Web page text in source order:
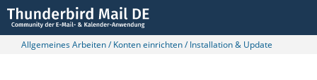
Allgemeines Arbeiten / Konten einrichten / Installation & Update